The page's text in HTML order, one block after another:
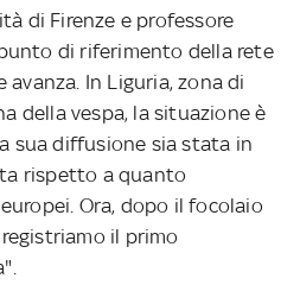
di Firenze e professore
di riferimento della rete
avanza. In Liguria, zona di
della vespa, la situazione è
sua diffusione sia stata in
rispetto a quanto
Ora, dopo il focolaio
il primo